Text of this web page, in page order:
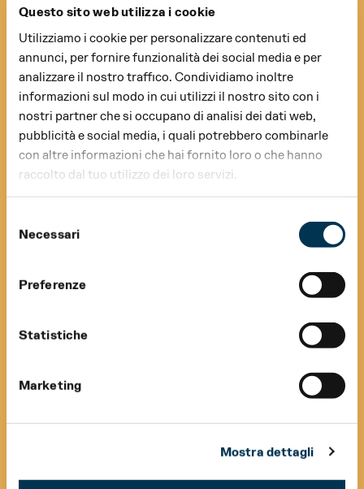
Questo sito web utilizza i cookie
Utilizziamo i cookie per personalizzare contenuti ed
annunci, per fornire funzionalità dei social media e per
analizzare il nostro traffico. Condividiamo inoltre
informazioni sul modo in cui utilizzi il nostro sito con i
nostri partner che si occupano di analisi dei dati web,
pubblicità e social media, i quali potrebbero combinarle
con altre informazioni che hai fornito loro o che hanno
raccolto dal tuo utilizzo dei loro servizi.
delNecessari
Preferenze
Statistiche
Marketing
Mostra dettagli